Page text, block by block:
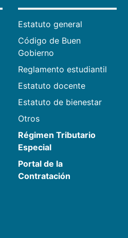
Estatuto general
Código de Buen
Gobierno
Reglamento estudiantil
Estatuto docente
Estatuto de bienestar
Otros
Régimen Tributario
Especial
Portal de la
Contratación